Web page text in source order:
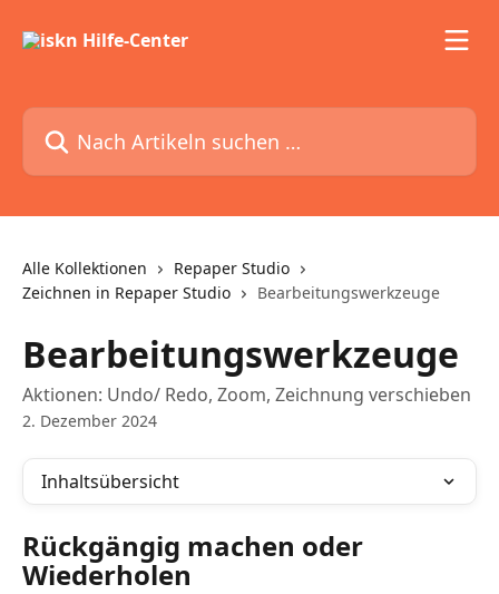
Nach Artikeln suchen …
Alle Kollektionen
Repaper Studio
Zeichnen in Repaper Studio
Bearbeitungswerkzeuge
Bearbeitungswerkzeuge
Aktionen: Undo/ Redo, Zoom, Zeichnung verschieben
2. Dezember 2024
Inhaltsübersicht
Rückgängig machen oder
Wiederholen